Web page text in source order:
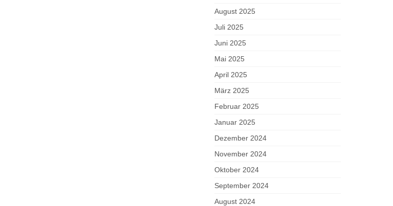
August 2025
Juli 2025
Juni 2025
Mai 2025
April 2025
März 2025
Februar 2025
Januar 2025
Dezember 2024
November 2024
Oktober 2024
September 2024
August 2024